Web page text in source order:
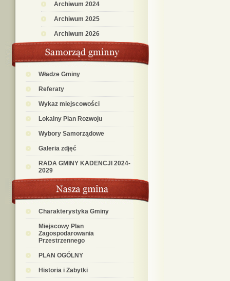
Archiwum 2024
Archiwum 2025
Archiwum 2026
Władze Gminy
Referaty
Wykaz miejscowości
Lokalny Plan Rozwoju
Wybory Samorządowe
Galeria zdjęć
RADA GMINY KADENCJI 2024-
2029
Charakterystyka Gminy
Miejscowy Plan
Zagospodarowania
Przestrzennego
PLAN OGÓLNY
Historia i Zabytki